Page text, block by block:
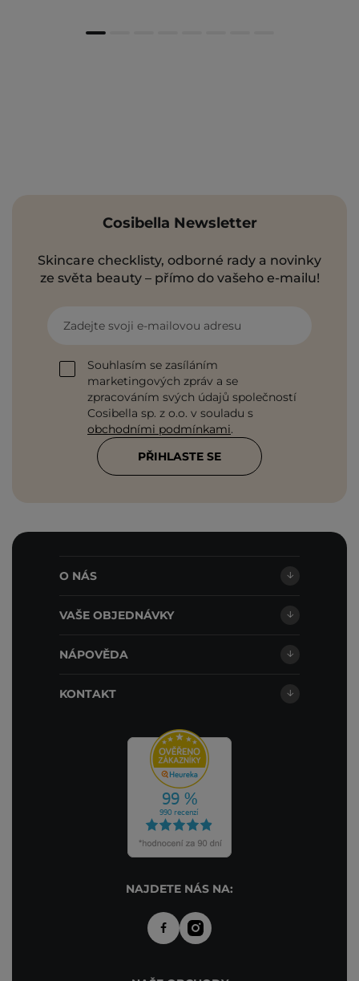
Cosibella Newsletter
Skincare checklisty, odborné rady a novinky
ze světa beauty – přímo do vašeho e-mailu!
Zadejte svoji e-mailovou adresu
Souhlasím se zasíláním
marketingových zpráv a se
zpracováním svých údajů společností
Cosibella sp. z o.o. v souladu s
obchodními podmínkami.
PŘIHLASTE SE
O NÁS
VAŠE OBJEDNÁVKY
NÁPOVĚDA
KONTAKT
NAJDETE NÁS NA: